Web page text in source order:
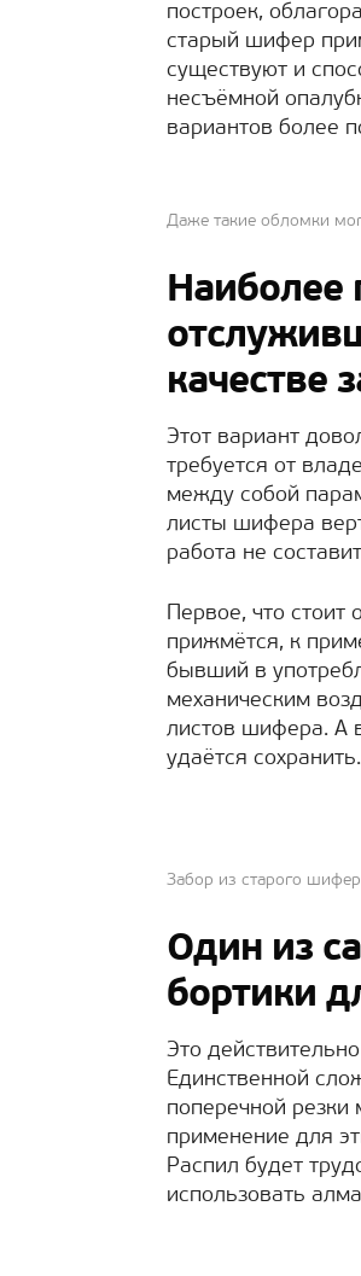
построек,
старый шифер
существуют и
несъёмной
вариантов более
Даже такие обломки
Наиболее
качестве
Этот вариант
требуется от
между собой
листы шифера
работа не
Первое, что стоит
прижмётся, к
бывший в
механическим
листов шифера. А
удаётся сохранить.
Забор из старого
Один из
бортики
Это
Единственной
поперечной резки
применение для
Распил будет
использовать